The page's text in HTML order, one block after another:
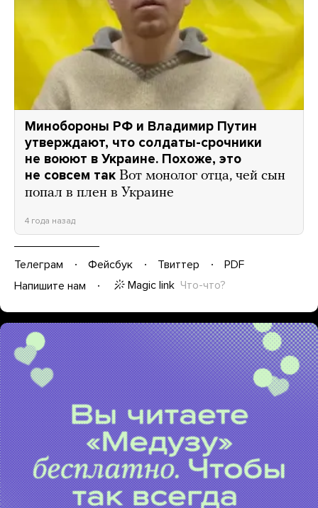
Минобороны РФ и Владимир Путин
утверждают, что солдаты-срочники
не воюют в Украине. Похоже, это
не совсем так Вот монолог отца, чей сын
попал в плен в Украине
4 года назад
Телеграм Фейсбук Твиттер
PDF
Напишите нам
Magic link Что-что?